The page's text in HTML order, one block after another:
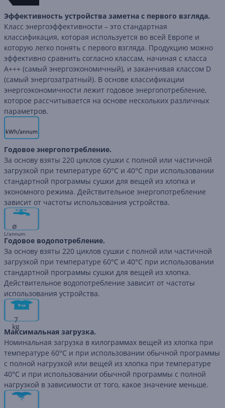
Эффективность устройства заметна с первого взгляда.
Класс энергоэффективности – это стандартная
классификация, которая используется во всей Европе и
которую легко понять с первого взгляда. Продукцию можно
эффективно сравнить согласно классам, начиная с класса
A+++ (самый энергоэкономичный), и заканчивая классом D
(самый энергозатратный). В основе классификации
энергоэкономичности лежит годовое энергопотребление,
которое рассчитывается на основе нескольких различных
параметров.
Годовое энергопотребление.
За основу взяты 220 циклов сушки с полной или частичной
загрузкой при температуре 60°C и 40°C при использовании
стандартной программы сушки для вещей из хлопка и
экономного режима. Действительное энергопотребление
зависит от частоты использования устройства.
∅
L/annum
Годовое водопотребление.
За основу взяты 220 циклов сушки с полной или частичной
загрузкой при температуре 60°C и 40°C при использовании
стандартной программы сушки для вещей из хлопка.
Действительное водопотребление зависит от частоты
использования устройства.
7
kg
Максимальная загрузка.
Номинальная загрузка в килограммах вещей из хлопка при
температуре 60°C и при использовании обычной программы
с полной нагрузкой или вещей из хлопка при температуре
40°C и при использовании обычной программы с полной
нагрузкой в зависимости от того, какое значение меньше.